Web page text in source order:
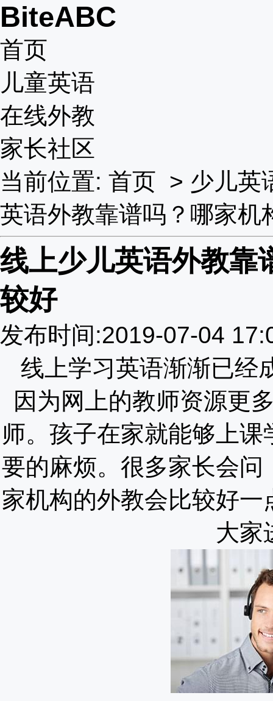
BiteABC
首页
儿童英语
在线外教
家长社区
当前位置: 首页 > 少儿英
英语外教靠谱吗？哪家机
线上少儿英语外教靠
较好
发布时间:2019-07-04
线上学习英语渐渐已经
因为网上的教师资源更
师。孩子在家就能够上
要的麻烦。很多家长会
家机构的外教会比较好
大家